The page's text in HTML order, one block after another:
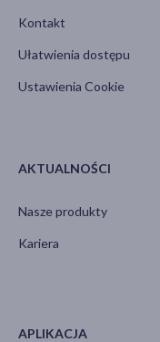
Kontakt
Ułatwienia dostępu
Ustawienia Cookie
AKTUALNOŚCI
Nasze produkty
Kariera
APLIKACJA